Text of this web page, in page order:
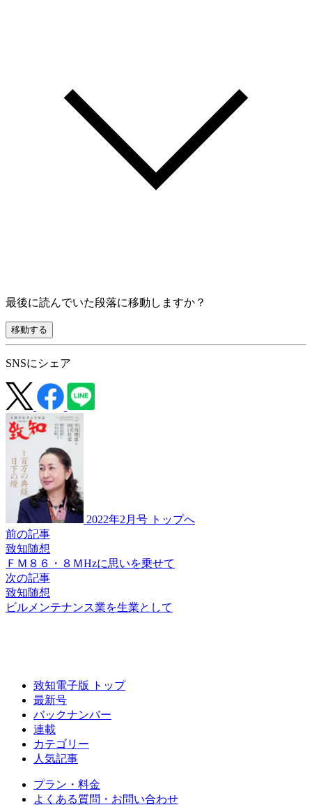
最後に読んでいた段落に移動しますか？
移動する
SNSにシェア
2022年2月号 トップへ
前の記事
致知随想
ＦＭ８６・８ＭHzに思いを乗せて
次の記事
致知随想
ビルメンテナンス業を生業として
致知電子版 トップ
最新号
バックナンバー
連載
カテゴリー
人気記事
プラン・料金
よくある質問・お問い合わせ